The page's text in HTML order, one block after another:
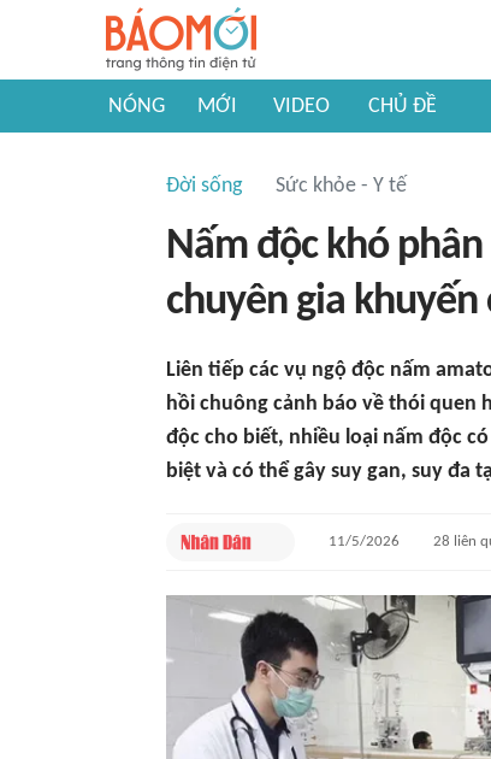
NÓNG MỚI VIDEO CHỦ ĐỀ
Đời sống Sức khỏe - Y tế
Nấm độc khó
chuyên gia
Liên tiếp các vụ ngộ độc nấm
hồi chuông cảnh báo về thói quen
độc cho biết, nhiều loại nấm độc
biệt và có thể gây suy gan, suy đa
11/5/2026 28 liên